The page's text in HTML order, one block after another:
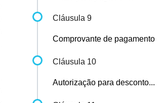
Cláusula 9
Comprovante de pagamento
Cláusula 10
Autorização para desconto...